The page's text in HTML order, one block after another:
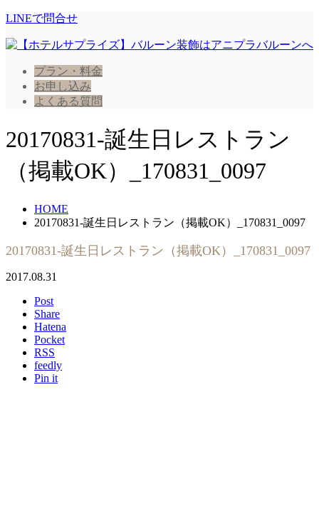
LINEで問合せ
プラン・料金
お申し込み
よくある質問
20170831-誕生日レストラン
（掲載OK）_170831_0097
HOME
20170831-誕生日レストラン（掲載OK）_170831_0097
20170831-誕生日レストラン（掲載OK）_170831_0097
2017.08.31
Post
Share
Hatena
Pocket
RSS
feedly
Pin it